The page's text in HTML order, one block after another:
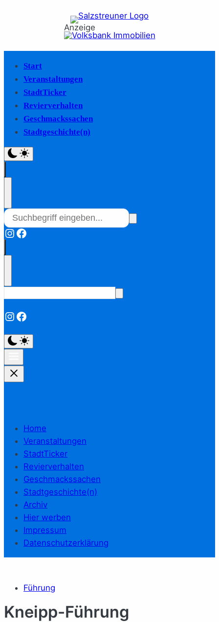
Anzeige
Start
Veranstaltungen
StadtTicker
Revierverhalten
Geschmackssachen
Stadtgeschichte(n)
Instagram
Facebook
Instagram
Facebook
Home
Veranstaltungen
StadtTicker
Revierverhalten
Geschmackssachen
Stadtgeschichte(n)
Archiv
Hier werben
Impressum
Datenschutzerklärung
Führung
Kneipp-Führung